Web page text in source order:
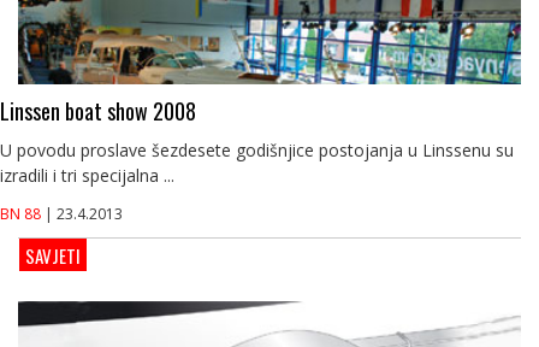
Linssen boat show 2008
U povodu proslave šezdesete godišnjice postojanja u Linssenu su
izradili i tri specijalna ...
BN 88 | 23.4.2013
SAVJETI